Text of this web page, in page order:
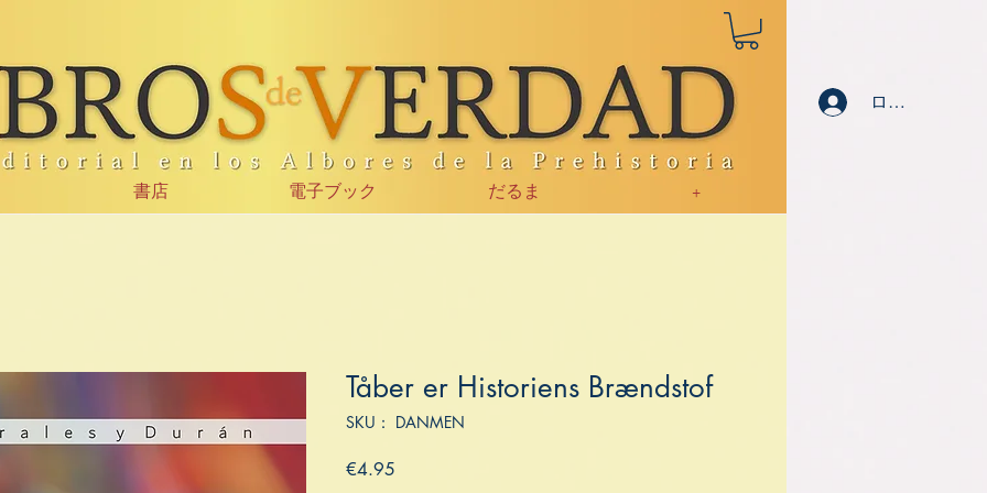
書店 電子ブック だるま +
ログイン
Tåber er Historiens Brændstof
SKU： DANMEN
€4.95